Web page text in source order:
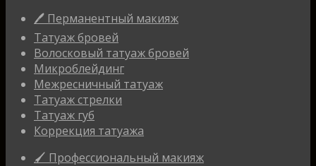
🖊 Перманентный макияж
Татуаж бровей
Волосковый татуаж бровей
Микроблейдинг
Межресничный татуаж
Татуаж стрелки
Татуаж губ
Коррекция татуажа
🖌 Профессиональный макияж